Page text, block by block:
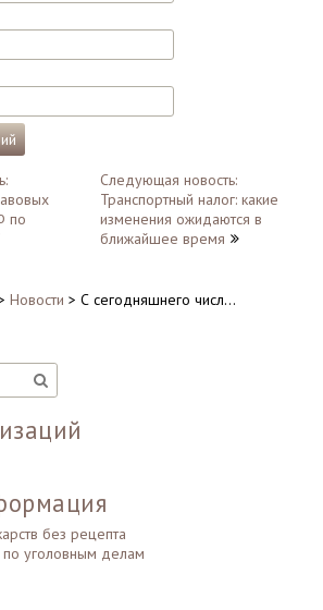
по
Следующая новость:
Транспортный налог: какие
изменения ожидаются в
ближайшее время
Новости > С сегодняшнего числ…
без рецепта
по уголовным делам